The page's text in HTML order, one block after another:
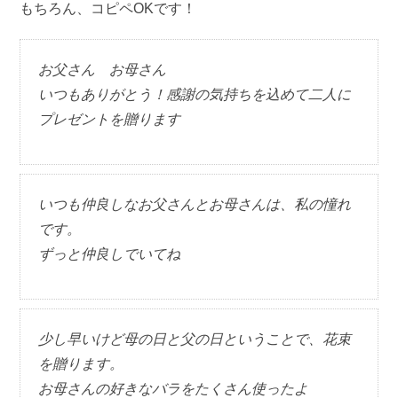
もちろん、コピペOKです！
お父さん お母さん
いつもありがとう！感謝の気持ちを込めて二人に
プレゼントを贈ります
いつも仲良しなお父さんとお母さんは、私の憧れ
です。
ずっと仲良しでいてね
少し早いけど母の日と父の日ということで、花束
を贈ります。
お母さんの好きなバラをたくさん使ったよ